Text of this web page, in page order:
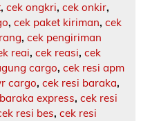
, cek ongkri, cek onkir,
, cek paket kiriman, cek
, cek pengiriman
reai, cek reasi, cek
cargo, cek resi apm
cargo, cek resi baraka,
express, cek resi
resi bes, cek resi